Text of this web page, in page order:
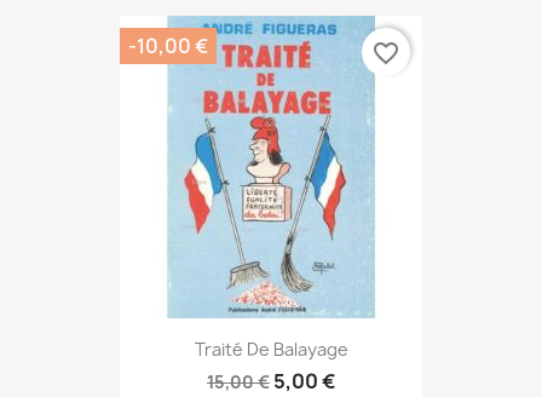
Traité De Balayage
15,00 € 5,00 €
-10,00 € favorite_border